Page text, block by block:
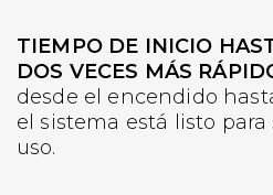
TIEMPO DE INICIO
DOS VECES MÁS
desde el encendido
el sistema está listo para
uso.